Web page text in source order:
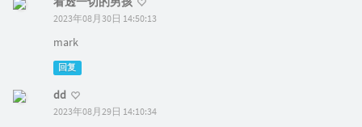
2023年08月30日 14:50:13
mark
回复
dd
2023年08月29日 14:10:34